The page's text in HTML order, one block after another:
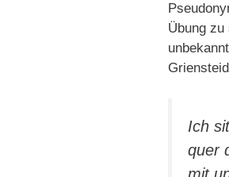
Übung
Ich
quer
mit